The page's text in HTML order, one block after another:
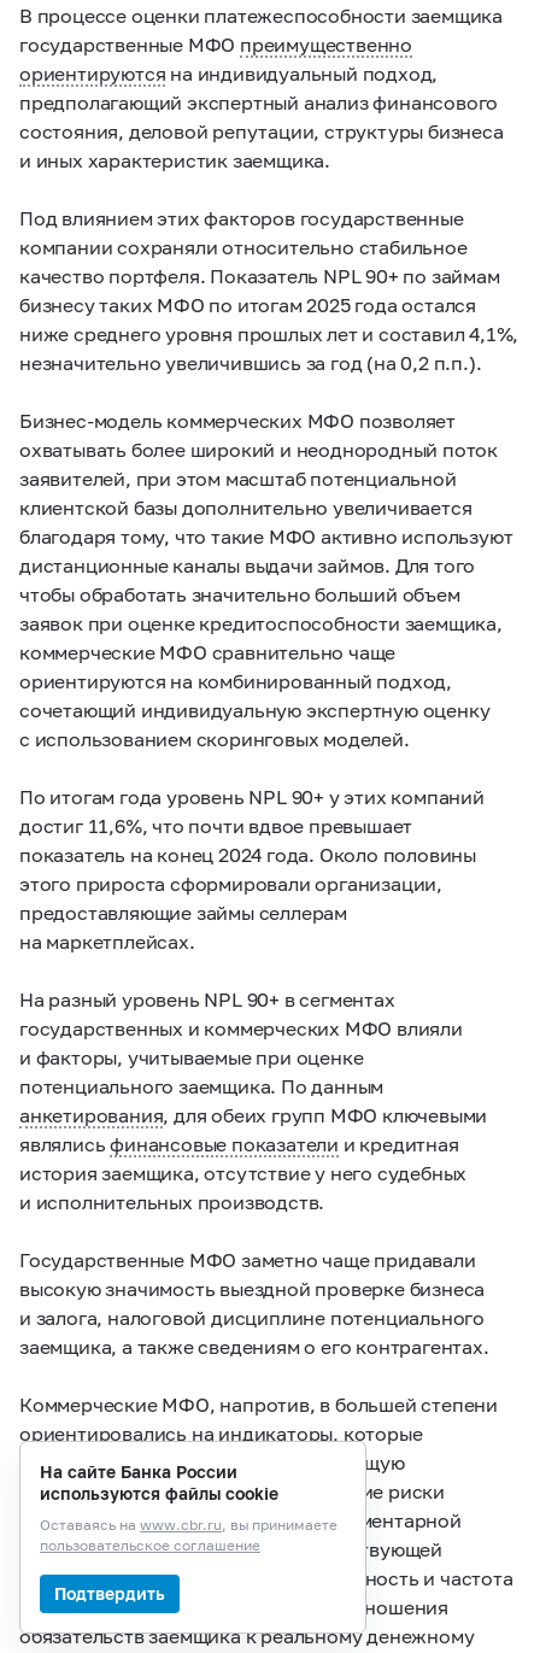
В процессе оценки платежеспособности заемщика
государственные МФО преимущественно
ориентируются на индивидуальный подход,
предполагающий экспертный анализ финансового
состояния, деловой репутации, структуры бизнеса
и иных характеристик заемщика.
Под влиянием этих факторов государственные
компании сохраняли относительно стабильное
качество портфеля. Показатель NPL 90+ по займам
бизнесу таких МФО по итогам 2025 года остался
ниже среднего уровня прошлых лет и составил 4,1%,
незначительно увеличившись за год (на 0,2 п.п.).
Бизнес-модель коммерческих МФО позволяет
охватывать более широкий и неоднородный поток
заявителей, при этом масштаб потенциальной
клиентской базы дополнительно увеличивается
благодаря тому, что такие МФО активно используют
дистанционные каналы выдачи займов. Для того
чтобы обработать значительно больший объем
заявок при оценке кредитоспособности заемщика,
коммерческие МФО сравнительно чаще
ориентируются на комбинированный подход,
сочетающий индивидуальную экспертную оценку
с использованием скоринговых моделей.
По итогам года уровень NPL 90+ у этих компаний
достиг 11,6%, что почти вдвое превышает
показатель на конец 2024 года. Около половины
этого прироста сформировали организации,
предоставляющие займы селлерам
на маркетплейсах.
На разный уровень NPL 90+ в сегментах
государственных и коммерческих МФО влияли
и факторы, учитываемые при оценке
потенциального заемщика. По данным
анкетирования , для обеих групп МФО ключевыми
являлисьфинансовые показатели и кредитная
история заемщика, отсутствие у него судебных
и исполнительных производств.
Государственные МФО заметно чаще придавали
высокую значимость выездной проверке бизнеса
и залога, налоговой дисциплине потенциального
заемщика, а также сведениям о его контрагентах.
Коммерческие МФО, напротив, в большей степени
ориентировались на индикаторы, которые
позволяют оперативно оценить текущую
кредитоспособность и поведенческие риски
заемщика без дополнительной документарной
и выездной проверки: наличие действующей
проблемной задолженности, повторность и частота
обращений заемщика, показатель отношения
обязательств заемщика к реальному денежному
На сайте Банка России
используются файлы cookie
Оставаясь на www.cbr.ru, вы принимаете
пользовательское соглашение
Подтвердить